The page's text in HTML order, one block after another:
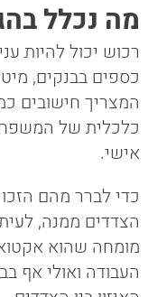
מה נכלל
רכוש יכול להיות
כספים בבנקים,
המצריך חישובים
כלכלית של
אישי.
כדי לברר מהם
הצדדים ממנה,
מומחה שהוא
העבודה ואולי אף